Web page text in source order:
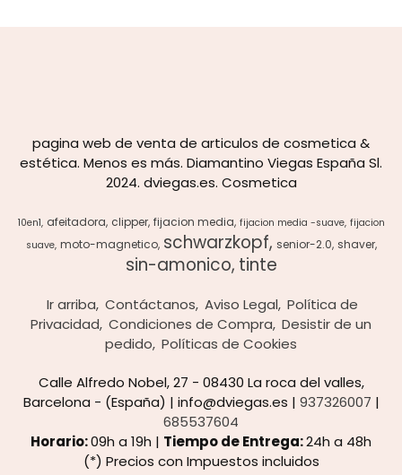
pagina web de venta de articulos de cosmetica &
estética. Menos es más. Diamantino Viegas España Sl.
2024. dviegas.es. Cosmetica
10en1 afeitadora clipper fijacion media fijacion media -suave fijacion
suave moto-magnetico schwarzkopf senior-2.0 shaver
sin-amonico tinte
Ir arriba Contáctanos Aviso Legal Política de
Privacidad Condiciones de Compra Desistir de un
pedido Políticas de Cookies
Calle Alfredo Nobel, 27 - 08430 La roca del valles,
Barcelona - (España) | info@dviegas.es | 937326007 |
685537604
Horario:09h a 19h | Tiempo de Entrega:24h a 48h
(*) Precios con Impuestos incluidos